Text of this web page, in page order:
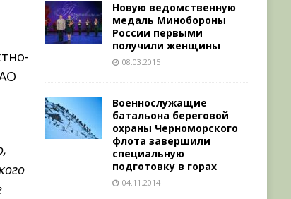
Новую ведомственную
медаль Минобороны
России первыми
получили женщины
08.03.2015
Военнослужащие
батальона береговой
охраны Черноморского
флота завершили
специальную
подготовку в горах
04.11.2014